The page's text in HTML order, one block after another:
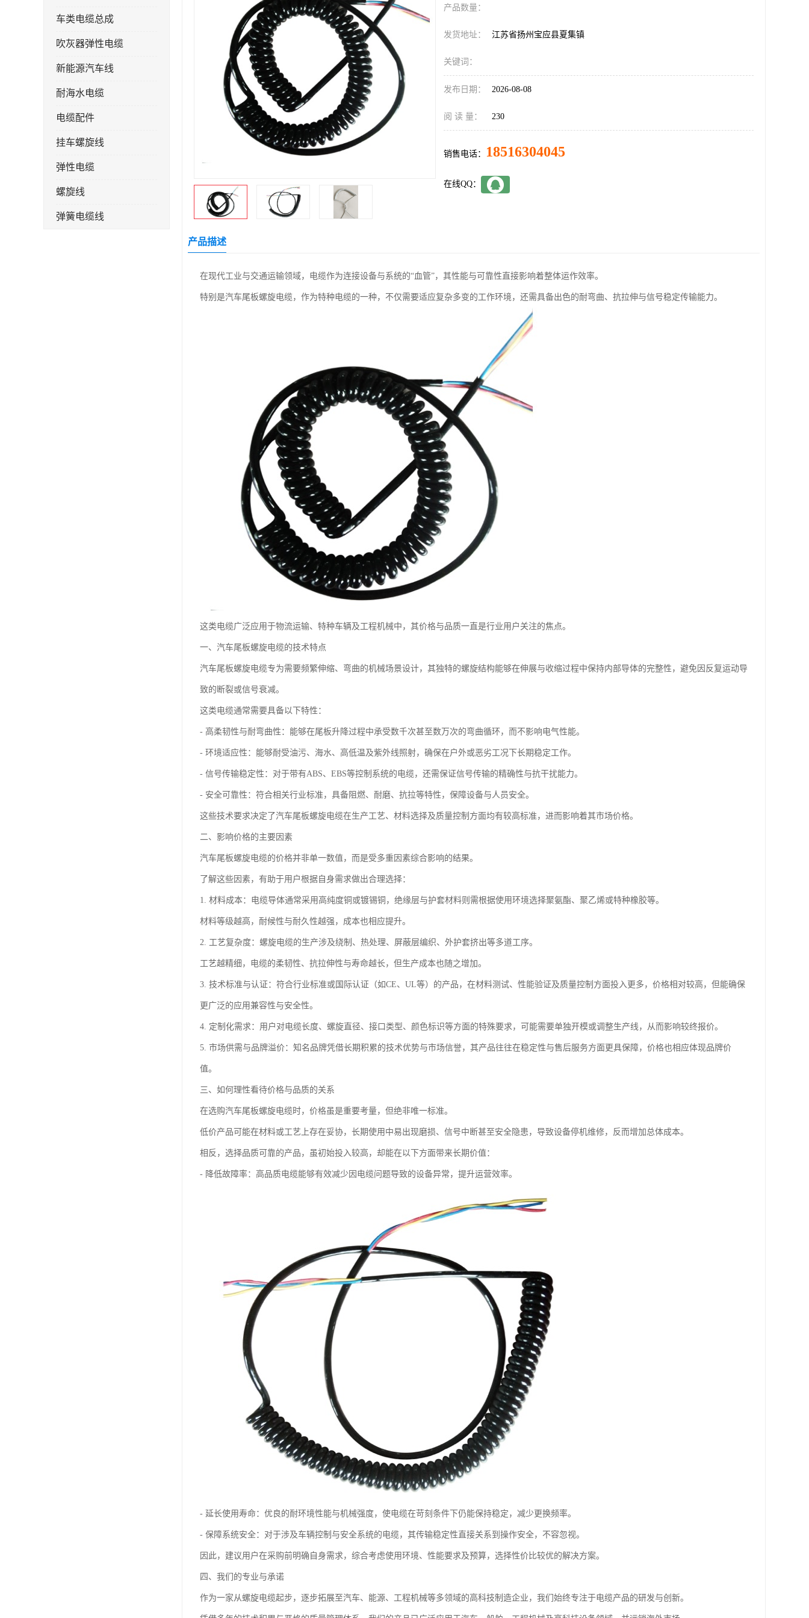
车类电缆总成
吹灰器弹性电缆
新能源汽车线
耐海水电缆
电缆配件
挂车螺旋线
弹性电缆
螺旋线
弹簧电缆线
产品数量：
发货地址： 江苏省扬州宝应县夏集镇
关键词：
发布日期： 2026-08-08
阅 读 量： 230
销售电话： 18516304045
在线QQ：
产品描述
在现代工业与交通运输领域，电缆作为连接设备与系统的“血管”，其性能与可靠性直接影响着整体运作效率。
特别是汽车尾板螺旋电缆，作为特种电缆的一种，不仅需要适应复杂多变的工作环境，还需具备出色的耐弯曲、抗拉伸与信号稳定传输能力。
这类电缆广泛应用于物流运输、特种车辆及工程机械中，其价格与品质一直是行业用户关注的焦点。
一、汽车尾板螺旋电缆的技术特点
汽车尾板螺旋电缆专为需要频繁伸缩、弯曲的机械场景设计，其独特的螺旋结构能够在伸展与收缩过程中保持内部导体的完整性，避免因反复运动导
致的断裂或信号衰减。
这类电缆通常需要具备以下特性：
- 高柔韧性与耐弯曲性：能够在尾板升降过程中承受数千次甚至数万次的弯曲循环，而不影响电气性能。
- 环境适应性：能够耐受油污、海水、高低温及紫外线照射，确保在户外或恶劣工况下长期稳定工作。
- 信号传输稳定性：对于带有ABS、EBS等控制系统的电缆，还需保证信号传输的精确性与抗干扰能力。
- 安全可靠性：符合相关行业标准，具备阻燃、耐磨、抗拉等特性，保障设备与人员安全。
这些技术要求决定了汽车尾板螺旋电缆在生产工艺、材料选择及质量控制方面均有较高标准，进而影响着其市场价格。
二、影响价格的主要因素
汽车尾板螺旋电缆的价格并非单一数值，而是受多重因素综合影响的结果。
了解这些因素，有助于用户根据自身需求做出合理选择：
1. 材料成本：电缆导体通常采用高纯度铜或镀锡铜，绝缘层与护套材料则需根据使用环境选择聚氨酯、聚乙烯或特种橡胶等。
材料等级越高，耐候性与耐久性越强，成本也相应提升。
2. 工艺复杂度：螺旋电缆的生产涉及绕制、热处理、屏蔽层编织、外护套挤出等多道工序。
工艺越精细，电缆的柔韧性、抗拉伸性与寿命越长，但生产成本也随之增加。
3. 技术标准与认证：符合行业标准或国际认证（如CE、UL等）的产品，在材料测试、性能验证及质量控制方面投入更多，价格相对较高，但能确保
更广泛的应用兼容性与安全性。
4. 定制化需求：用户对电缆长度、螺旋直径、接口类型、颜色标识等方面的特殊要求，可能需要单独开模或调整生产线，从而影响较终报价。
5. 市场供需与品牌溢价：知名品牌凭借长期积累的技术优势与市场信誉，其产品往往在稳定性与售后服务方面更具保障，价格也相应体现品牌价
值。
三、如何理性看待价格与品质的关系
在选购汽车尾板螺旋电缆时，价格虽是重要考量，但绝非唯一标准。
低价产品可能在材料或工艺上存在妥协，长期使用中易出现磨损、信号中断甚至安全隐患，导致设备停机维修，反而增加总体成本。
相反，选择品质可靠的产品，虽初始投入较高，却能在以下方面带来长期价值：
- 降低故障率：高品质电缆能够有效减少因电缆问题导致的设备异常，提升运营效率。
- 延长使用寿命：优良的耐环境性能与机械强度，使电缆在苛刻条件下仍能保持稳定，减少更换频率。
- 保障系统安全：对于涉及车辆控制与安全系统的电缆，其传输稳定性直接关系到操作安全，不容忽视。
因此，建议用户在采购前明确自身需求，综合考虑使用环境、性能要求及预算，选择性价比较优的解决方案。
四、我们的专业与承诺
作为一家从螺旋电缆起步，逐步拓展至汽车、能源、工程机械等多领域的高科技制造企业，我们始终专注于电缆产品的研发与创新。